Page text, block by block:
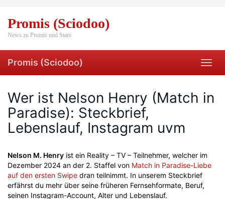
main
content
Promis (Sciodoo)
News zu Promis und Stars
Promis (Sciodoo)
Wer ist Nelson Henry (Match in
Paradise): Steckbrief,
Lebenslauf, Instagram uvm
Nelson M. Henry ist ein Reality – TV – Teilnehmer, welcher im
Dezember 2024 an der 2. Staffel von Match in Paradise-Liebe
auf den ersten Swipe dran teilnimmt. In unserem Steckbrief
erfährst du mehr über seine früheren Fernsehformate, Beruf,
seinen Instagram-Account, Alter und Lebenslauf.